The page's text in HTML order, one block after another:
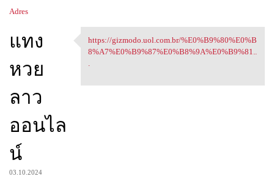
Adres
แทง
หวย
ลาว
ออนไล
น์
03.10.2024
https://gizmodo.uol.com.br/
https://gizmodo.uol.com.br/%E0%B9%80%E0%B
8%A7%E0%B9%87%E0%B8%9A%E0%B9%81..